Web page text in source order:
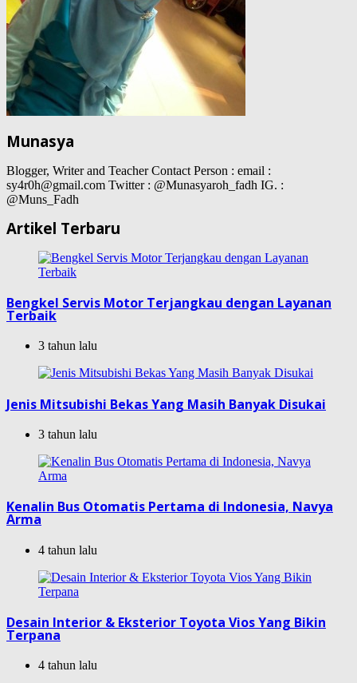
Munasya
Blogger, Writer and Teacher Contact Person : email :
sy4r0h@gmail.com Twitter : @Munasyaroh_fadh IG. :
@Muns_Fadh
Artikel Terbaru
Bengkel Servis Motor Terjangkau dengan Layanan
Terbaik
3 tahun lalu
Jenis Mitsubishi Bekas Yang Masih Banyak Disukai
3 tahun lalu
Kenalin Bus Otomatis Pertama di Indonesia, Navya
Arma
4 tahun lalu
Desain Interior & Eksterior Toyota Vios Yang Bikin
Terpana
4 tahun lalu